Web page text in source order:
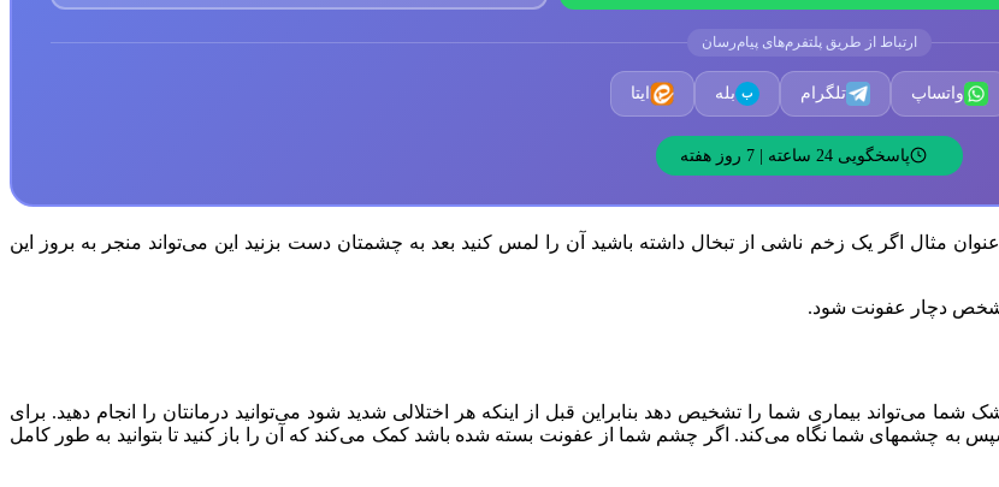
ارتباط از طریق پلتفرم‌های پیام‌رسان
واتساپ تلگرام ب بله ایتا
پاسخگویی 24 ساعته | 7 روز هفته
مثال اگر یک زخم ناشی از تبخال داشته باشید آن را لمس کنید بعد به چشمتان دست بزنید این می‌تواند منجر به بروز این
شخص دچار عفونت شود.
شما می‌تواند بیماری شما را تشخیص دهد بنابراین قبل از اینکه هر اختلالی شدید شود می‌توانید درمانتان را انجام دهید. برای
چشمهای شما نگاه می‌کند. اگر چشم شما از عفونت بسته شده باشد کمک می‌کند که آن را باز کنید تا بتوانید به طور کامل